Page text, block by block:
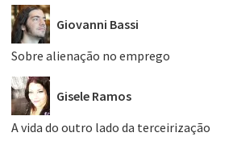
Giovanni Bassi
Sobre alienação no emprego
Gisele Ramos
A vida do outro lado da terceirização